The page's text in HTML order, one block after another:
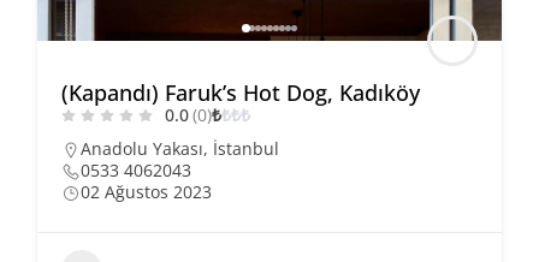
(Kapandı) Faruk’s Hot Dog, Kadıköy
0.0(0)₺₺₺₺
Anadolu Yakası, İstanbul
0533 4062043
02 Ağustos 2023